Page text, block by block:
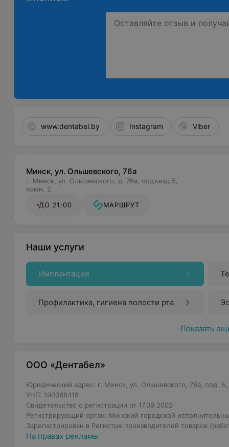
www.dentabel.by Instagram Viber
Минск, ул. Ольшевского, 76а
г. Минск, ул. Ольшевского, д. 76а, подъезд 5,
комн. 2
ДО 21:00
МАРШРУТ
Наши услуги
Имплантация
Профилактика, гигиена полости рта
Показать
ООО «Дентабел»
Юридический адрес: г. Минск, ул. Ольшевского, 76а, под.
УНП: 190388418
Свидетельство о регистрации от 17.09.2002
Регистрирующий орган: Минский городской
Зарегистрирован в Регистре производителей товаров
На правах рекламы